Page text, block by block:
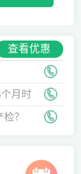
查看优惠
月时
？